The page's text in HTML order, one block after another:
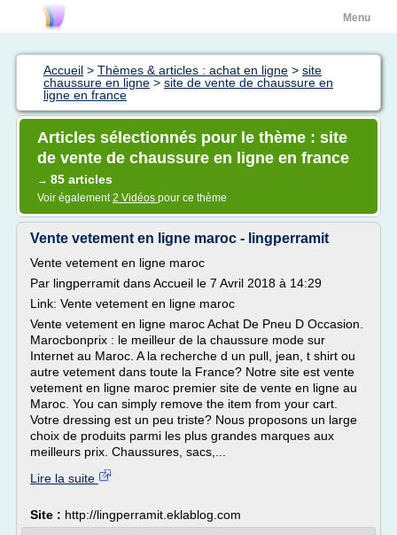
Menu
Accueil > Thèmes & articles : achat en ligne > site
chaussure en ligne > site de vente de chaussure en
ligne en france
Articles sélectionnés pour le thème : site
de vente de chaussure en ligne en france
→ 85 articles
Voir également2 Vidéos pour ce thème
Vente vetement en ligne maroc - lingperramit
Vente vetement en ligne maroc
Par lingperramit dans Accueil le 7 Avril 2018 à 14:29
Link: Vente vetement en ligne maroc
Vente vetement en ligne maroc Achat De Pneu D Occasion.
Marocbonprix : le meilleur de la chaussure mode sur
Internet au Maroc. A la recherche d un pull, jean, t shirt ou
autre vetement dans toute la France? Notre site est vente
vetement en ligne maroc premier site de vente en ligne au
Maroc. You can simply remove the item from your cart.
Votre dressing est un peu triste? Nous proposons un large
choix de produits parmi les plus grandes marques aux
meilleurs prix. Chaussures, sacs,...
Lire la suite
Site : http://lingperramit.eklablog.com